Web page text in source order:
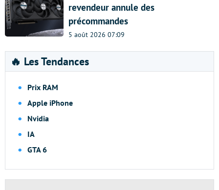
revendeur annule des
précommandes
5 août 2026 07:09
🔥 Les Tendances
Prix RAM
Apple iPhone
Nvidia
IA
GTA 6